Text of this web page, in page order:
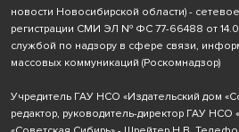
новости Новосибирской области) -
регистрации СМИ ЭЛ № ФС 77-66488 от
службой по надзору в сфере связи,
массовых коммуникаций (Роскомнадзор)
Учредитель ГАУ НСО «Издательский дом
редактор, руководитель-директор ГАУ НСО